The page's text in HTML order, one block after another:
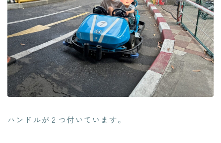
ハンドルが２つ付いています。